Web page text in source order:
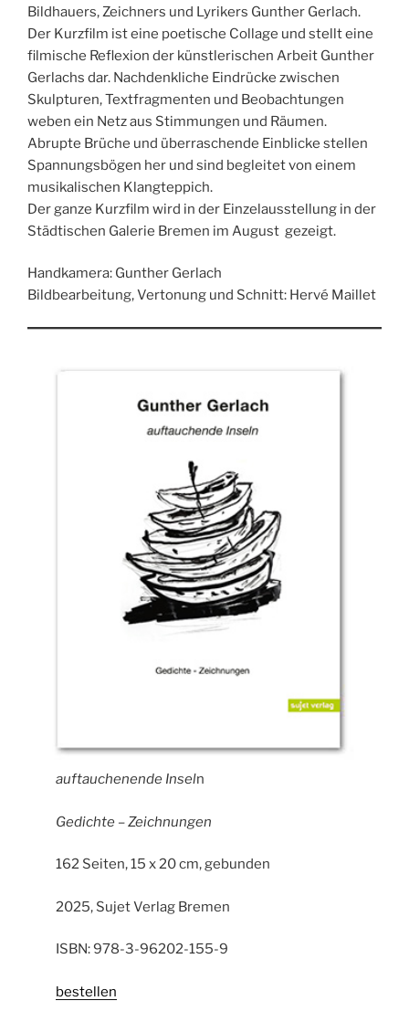
Bildhauers, Zeichners und Lyrikers Gunther Gerlach.
Der Kurzfilm ist eine poetische Collage und stellt eine
filmische Reflexion der künstlerischen Arbeit Gunther
Gerlachs dar. Nachdenkliche Eindrücke zwischen
Skulpturen, Textfragmenten und Beobachtungen
weben ein Netz aus Stimmungen und Räumen.
Abrupte Brüche und überraschende Einblicke stellen
Spannungsbögen her und sind begleitet von einem
musikalischen Klangteppich.
Der ganze Kurzfilm wird in der Einzelausstellung in der
Städtischen Galerie Bremen im August gezeigt.
Handkamera: Gunther Gerlach
Bildbearbeitung, Vertonung und Schnitt: Hervé Maillet
auftauchenende Inseln
Gedichte – Zeichnungen
162 Seiten, 15 x 20 cm, gebunden
2025, Sujet Verlag Bremen
ISBN: 978-3-96202-155-9
bestellen